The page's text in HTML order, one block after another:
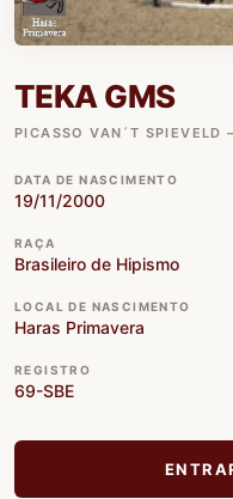
TEKA GMS
PICASSO VAN´T
DATA DE NASCIMENTO
19/11/2000
RAÇA
Brasileiro de Hipismo
LOCAL DE NASCIMENTO
Haras Primavera
REGISTRO
69-SBE